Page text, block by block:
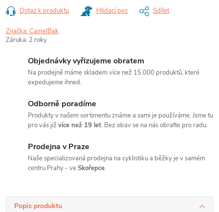
Dotaz k produktu Hlídací pes Sdílet
Značka:CamelBak
Záruka: 2 roky
Objednávky vyřizujeme obratem
Na prodejně máme skladem více než 15.000 produktů, které
expedujeme ihned.
Odborně poradíme
Produkty v našem sortimentu známe a sami je používáme. Jsme tu
pro vás již více než 19 let. Bez obav se na nás obraťte pro radu.
Prodejna v Praze
Naše specializovaná prodejna na cyklistiku a běžky je v samém
centru Prahy - veSkořepce.
Popis produktu